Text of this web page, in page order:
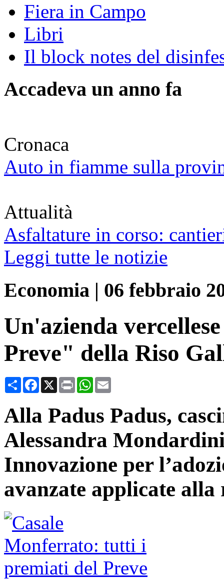
Fiera in Campo
Libri
Il block notes del
Accadeva un anno fa
Cronaca
Auto in fiamme sulla
Attualità
Asfaltature in corso:
Leggi tutte le notizie
Economia | 06 febbraio
Un'azienda
Preve" della Riso
CondividiFacebook
X Print WhatsApp
Alla Padus Padus,
Alessandra
Innovazione per
avanzate applicate